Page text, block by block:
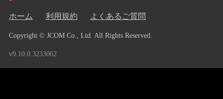
ホーム 利用規約 よくあるご質問
Copyright © JCOM Co., Ltd. All Rights Reserved.
v9.10.0.3233062